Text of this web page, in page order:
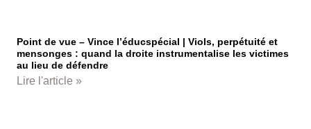
Point de vue – Vince l’éducspécial | Viols, perpétuité et
mensonges : quand la droite instrumentalise les victimes
au lieu de défendre
Lire l'article »